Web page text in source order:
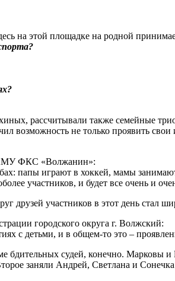
на этой площадке на родной
рассчитывали также семейные
возможность не только проявить
АМУ ФКС «Волжанин»:
папы играют в хоккей, мамы
участников, и будет все очень и
друзей участников в этот день стал
городского округа г. Волжский:
с детьми, и в общем-то это –
бдительных судей, конечно. Марковы
заняли Андрей, Светлана и